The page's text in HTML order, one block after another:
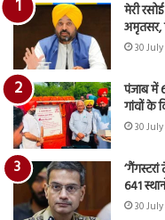
मेरी
अमृतसर,
30
पंजाब में
गांवों के
30
641
30